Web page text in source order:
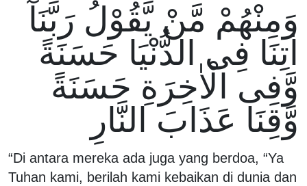
وَمِنْهُمْ مَّنْ يَّقُوْلُ رَبَّنَآ
اٰتِنَا فِى الدُّنْيَا حَسَنَةً
وَّفِى الْاٰخِرَةِ حَسَنَةً
وَّقِنَا عَذَابَ النَّارِ
“Di antara mereka ada juga yang berdoa, “Ya
Tuhan kami, berilah kami kebaikan di dunia dan